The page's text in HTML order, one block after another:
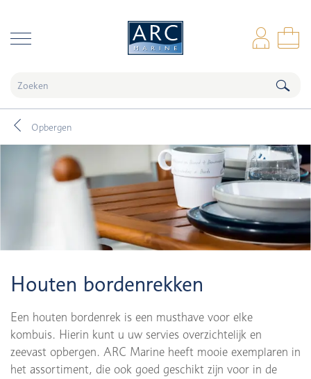
Opbergen
Houten bordenrekken
Een houten bordenrek is een musthave voor elke
kombuis. Hierin kunt u uw servies overzichtelijk en
zeevast opbergen. ARC Marine heeft mooie exemplaren in
het assortiment, die ook goed geschikt zijn voor in de